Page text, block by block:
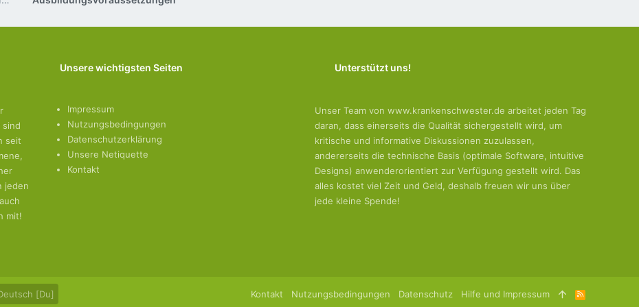
sind
seit
jeden
mit!
Unsere wichtigsten Seiten
Impressum
Nutzungsbedingungen
Datenschutzerklärung
Unsere Netiquette
Kontakt
Unterstützt uns!
Unser Team von www.krankenschwester.de arbeitet jeden Tag
daran, dass einerseits die Qualität sichergestellt wird, um
kritische und informative Diskussionen zuzulassen,
andererseits die technische Basis (optimale Software, intuitive
Designs) anwenderorientiert zur Verfügung gestellt wird. Das
alles kostet viel Zeit und Geld, deshalb freuen wir uns über
jede kleine Spende!
[Du] Kontakt Nutzungsbedingungen Datenschutz Hilfe und Impressum
R
S